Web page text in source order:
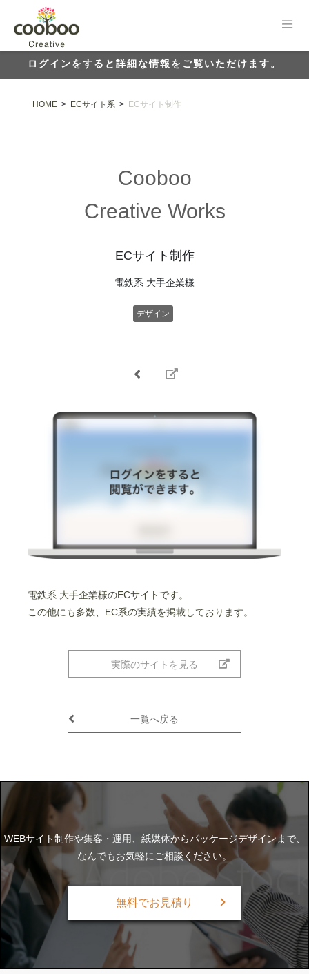
ログインをすると詳細な情報をご覧いただけます。
HOME> ECサイト系> ECサイト制作
Cooboo
Creative Works
ECサイト制作
電鉄系 大手企業様
デザイン
電鉄系 大手企業様のECサイトです。
この他にも多数、EC系の実績を掲載しております。
実際のサイトを見る
一覧へ戻る
WEBサイト制作や集客・運用、紙媒体からパッケージデザインまで、
なんでもお気軽にご相談ください。
無料でお見積り